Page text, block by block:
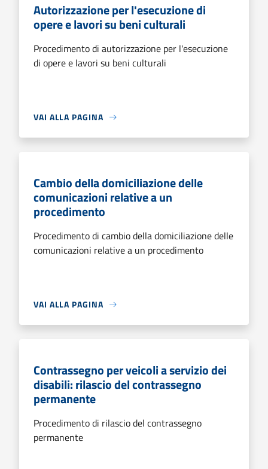
Autorizzazione per l'esecuzione di
opere e lavori su beni culturali
Procedimento di autorizzazione per l'esecuzione
di opere e lavori su beni culturali
VAI ALLA PAGINA
Cambio della domiciliazione delle
comunicazioni relative a un
procedimento
Procedimento di cambio della domiciliazione delle
comunicazioni relative a un procedimento
VAI ALLA PAGINA
Contrassegno per veicoli a servizio dei
disabili: rilascio del contrassegno
permanente
Procedimento di rilascio del contrassegno
permanente